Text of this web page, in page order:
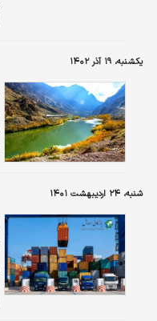
یکشنبه، ۱۹ آذر ۱۴۰۲
شنبه، ۲۴ اردیبهشت ۱۴۰۱